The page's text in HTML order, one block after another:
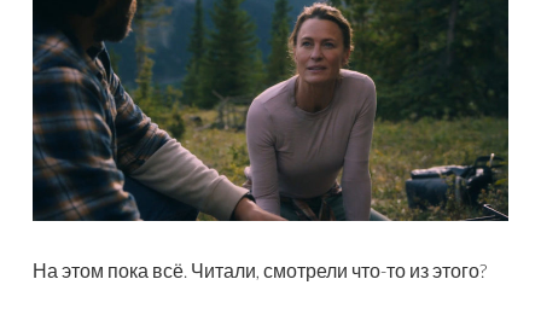
На этом пока всё. Читали, смотрели что-то из этого?